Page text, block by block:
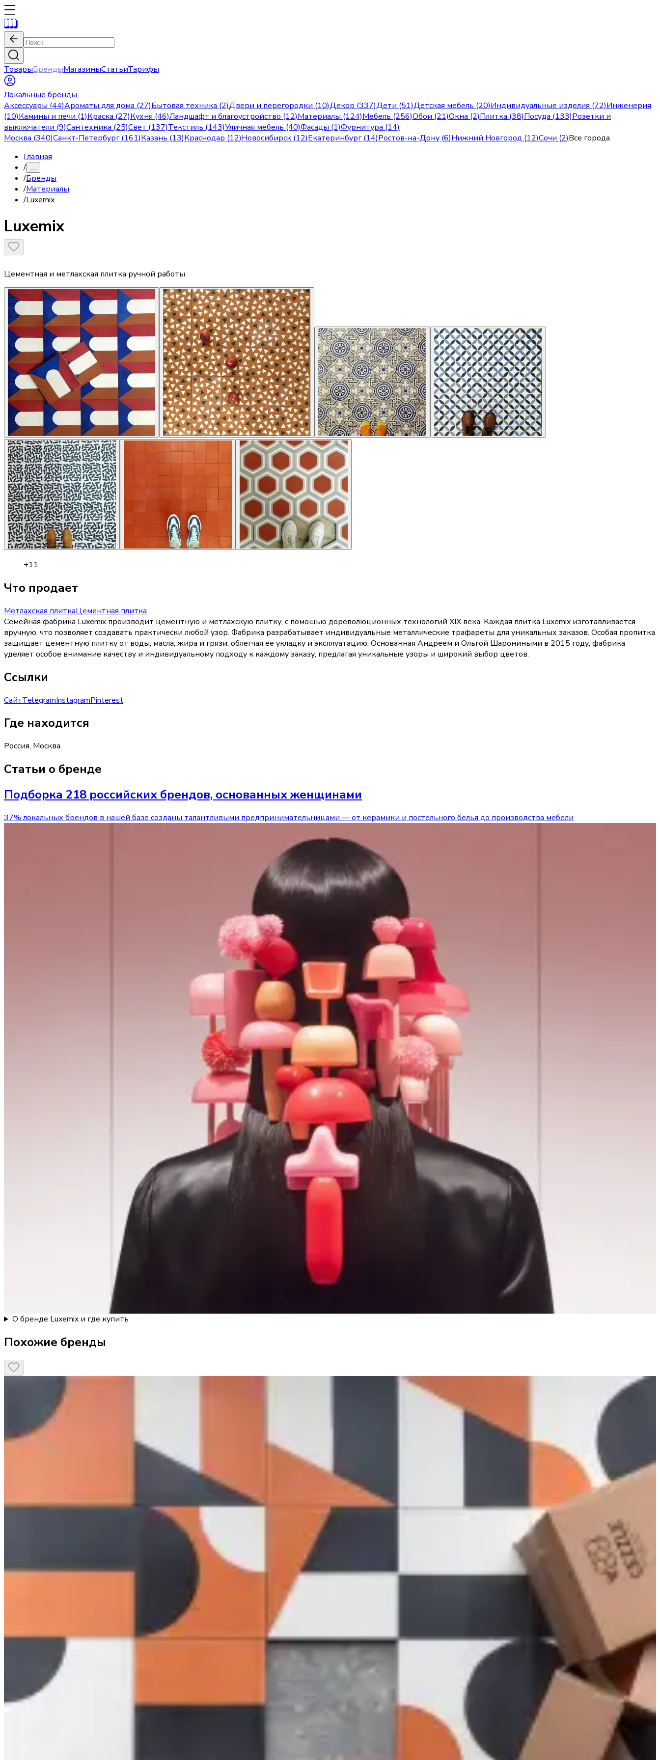
ТоварыБрендыМагазиныСтатьиТарифы
Локальные бренды
Аксессуары (44)Ароматы для дома (27)Бытовая техника (2)Двери и перегородки (10)Декор (337)Дети (51)Детская мебель (20)Индивидуальные изделия (72)Инженерия
(10)Камины и печи (1)Краска (27)Кухня (46)Ландшафт и благоустройство (12)Материалы (124)Мебель (256)Обои (21)Окна (2)Плитка (38)Посуда (133)Розетки и
выключатели (9)Сантехника (25)Свет (137)Текстиль (143)Уличная мебель (40)Фасады (1)Фурнитура (14)
Москва (340)Санкт-Петербург(161)Казань (13)Краснодар (12)Новосибирск (12)Екатеринбург(14)Ростов-на-Дону (6)Нижний Новгород (12)Сочи (2)Все города
Главная
/ …
/Бренды
/Материалы
/Luxemix
Luxemix
Цементная и метлахская плитка ручной работы
+11
Что продает
Метлахская плиткаЦементная плитка
Семейная фабрика Luxemix производит цементную и метлахскую плитку, с помощью дореволюционных технологий XIX века. Каждая плитка Luxemix изготавливается
вручную, что позволяет создавать практически любой узор. Фабрика разрабатывает индивидуальные металлические трафареты для уникальных заказов. Особая пропитка
защищает цементную плитку от воды, масла, жира и грязи, облегчая ее укладку и эксплуатацию. Основанная Андреем и Ольгой Шарониными в 2015 году, фабрика
уделяет особое внимание качеству и индивидуальному подходу к каждому заказу, предлагая уникальные узоры и широкий выбор цветов.
Ссылки
СайтTelegramInstagramPinterest
Где находится
Россия, Москва
Статьи о бренде
Подборка 218 российских брендов, основанных женщинами
37% локальных брендов в нашей базе созданы талантливыми предпринимательницами — от керамики и постельного белья до производства мебели
О бренде Luxemix и где купить
Похожие бренды